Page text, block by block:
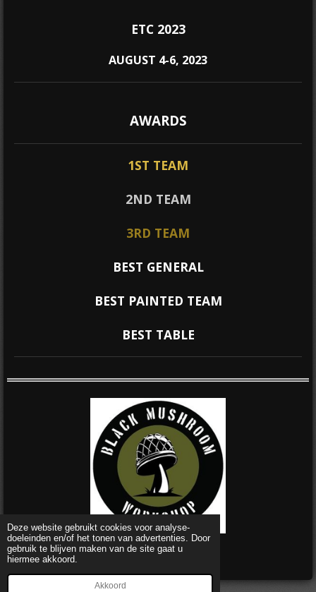
Deze website gebruikt cookies voor analyse-
doeleinden en/of het tonen van advertenties. Door
gebruik te blijven maken van de site gaat u
hiermee akkoord.
Akkoord
ETC 2023
AUGUST 4-6, 2023
AWARDS
1ST TEAM
2ND TEAM
3RD TEAM
BEST GENERAL
BEST PAINTED TEAM
BEST TABLE
© 2022 - 2026 Flames of Flanders
Powered byJouwWeb